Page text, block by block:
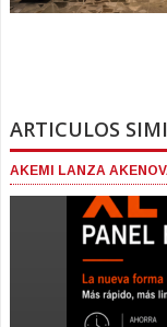
ARTICULOS
AKEMI LANZA